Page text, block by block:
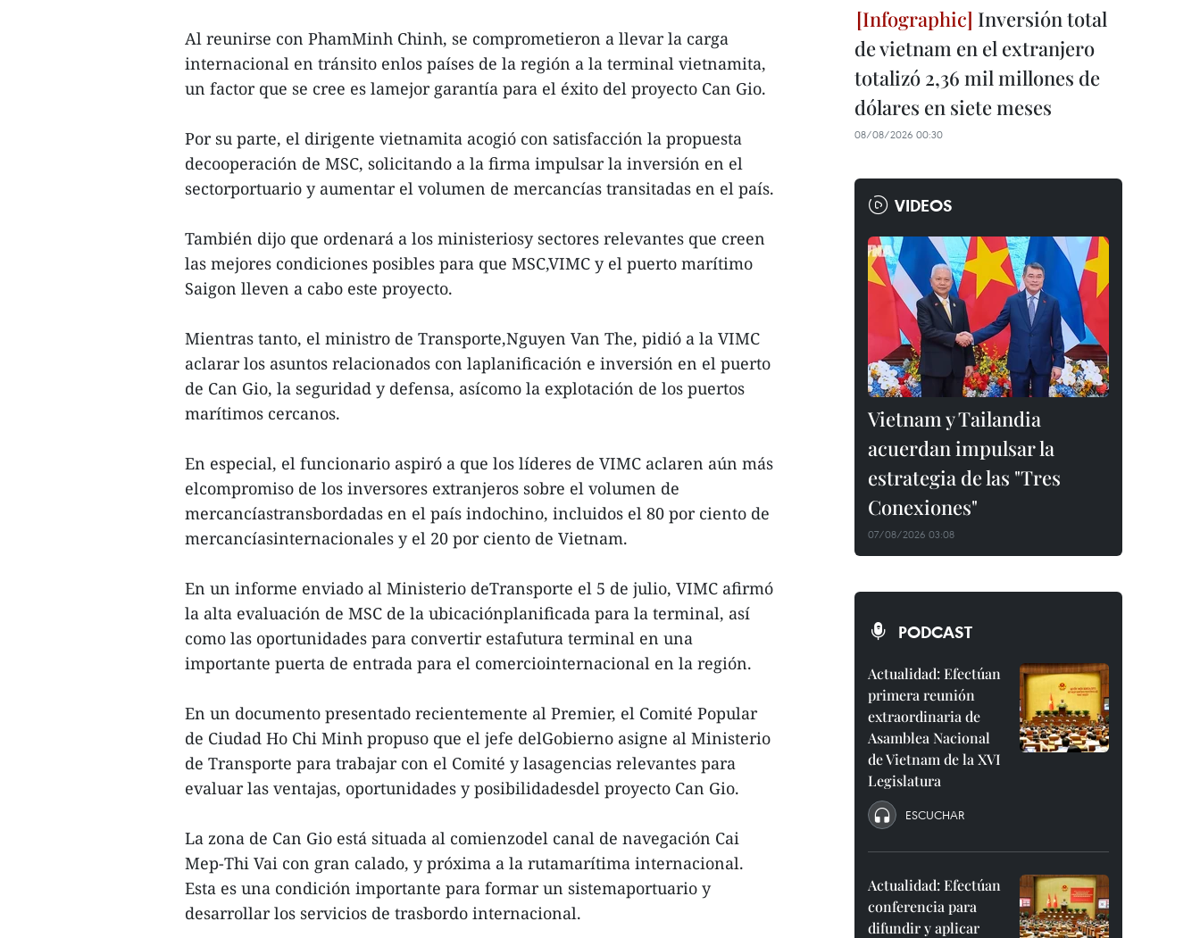
Al reunirse con PhamMinh Chinh, se comprometieron a llevar la carga
internacional en tránsito enlos países de la región a la terminal vietnamita,
un factor que se cree es lamejor garantía para el éxito del proyecto Can Gio.
Por su parte, el dirigente vietnamita acogió con satisfacción la propuesta
decooperación de MSC, solicitando a la firma impulsar la inversión en el
sectorportuario y aumentar el volumen de mercancías transitadas en el país.
También dijo que ordenará a los ministeriosy sectores relevantes que creen
las mejores condiciones posibles para que MSC,VIMC y el puerto marítimo
Saigon lleven a cabo este proyecto.
Mientras tanto, el ministro de Transporte,Nguyen Van The, pidió a la VIMC
aclarar los asuntos relacionados con laplanificación e inversión en el puerto
de Can Gio, la seguridad y defensa, asícomo la explotación de los puertos
marítimos cercanos.
En especial, el funcionario aspiró a que los líderes de VIMC aclaren aún más
elcompromiso de los inversores extranjeros sobre el volumen de
mercancíastransbordadas en el país indochino, incluidos el 80 por ciento de
mercancíasinternacionales y el 20 por ciento de Vietnam.
En un informe enviado al Ministerio deTransporte el 5 de julio, VIMC afirmó
la alta evaluación de MSC de la ubicaciónplanificada para la terminal, así
como las oportunidades para convertir estafutura terminal en una
importante puerta de entrada para el comerciointernacional en la región.
En un documento presentado recientemente al Premier, el Comité Popular
de Ciudad Ho Chi Minh propuso que el jefe delGobierno asigne al Ministerio
de Transporte para trabajar con el Comité y lasagencias relevantes para
evaluar las ventajas, oportunidades y posibilidadesdel proyecto Can Gio.
La zona de Can Gio está situada al comienzodel canal de navegación Cai
Mep-Thi Vai con gran calado, y próxima a la rutamarítima internacional.
Esta es una condición importante para formar un sistemaportuario y
desarrollar los servicios de trasbordo internacional.
Inversión total
de vietnam en el extranjero
totalizó 2,36 mil millones de
dólares en siete meses
08/08/2026 00:30
VIDEOS
Vietnam y Tailandia
acuerdan impulsar la
estrategia de las "Tres
Conexiones"
07/08/2026 03:08
PODCAST
Actualidad: Efectúan
primera reunión
extraordinaria de
Asamblea Nacional
de Vietnam de la XVI
Legislatura
ESCUCHAR
Actualidad: Efectúan
conferencia para
difundir y aplicar